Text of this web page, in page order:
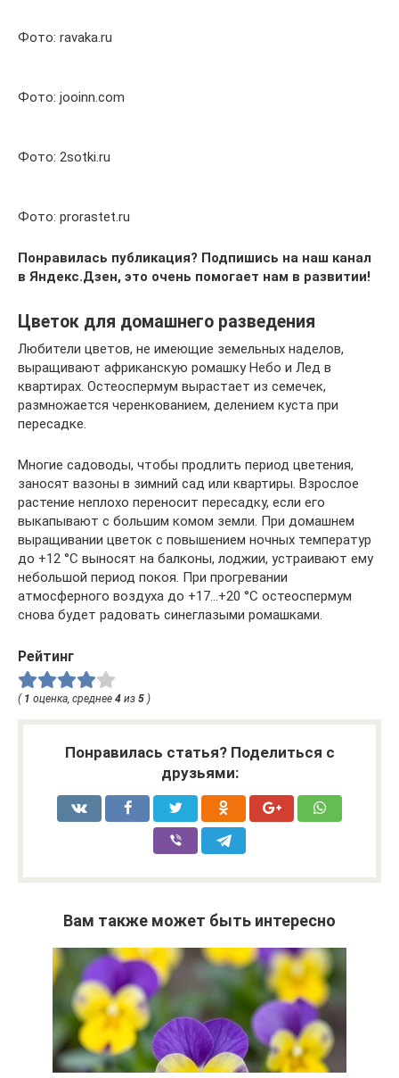
Фото: ravaka.ru
Фото: jooinn.com
Фото: 2sotki.ru
Фото: prorastet.ru
Понравилась публикация? Подпишись на наш канал
в Яндекс.Дзен, это очень помогает нам в развитии!
Цветок для домашнего разведения
Любители цветов, не имеющие земельных наделов,
выращивают африканскую ромашку Небо и Лед в
квартирах. Остеоспермум вырастает из семечек,
размножается черенкованием, делением куста при
пересадке.
Многие садоводы, чтобы продлить период цветения,
заносят вазоны в зимний сад или квартиры. Взрослое
растение неплохо переносит пересадку, если его
выкапывают с большим комом земли. При домашнем
выращивании цветок с повышением ночных температур
до +12 °С выносят на балконы, лоджии, устраивают ему
небольшой период покоя. При прогревании
атмосферного воздуха до +17…+20 °С остеоспермум
снова будет радовать синеглазыми ромашками.
Рейтинг
( 1 оценка, среднее 4 из 5 )
Понравилась статья? Поделиться с
друзьями:
Вам также может быть интересно